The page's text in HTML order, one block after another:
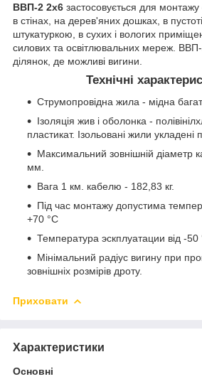
ВВП-2 2х6 застосовується для
в стінах, на дерев'яних дошках, в
штукатуркою, в сухих і вологих
силових та освітлювальних мереж. ВВП-
ділянок, де можливі вигини.
Технічні
Струмопровідна жила - мідна
Ізоляція жив і оболонка -
пластикат. Ізольовані жили укладені
Максимальний зовнішній діаметр
мм.
Вага 1 км. кабелю - 182,83 кг.
Під час монтажу допустима
+70 °C
Температура эскплуатации від -50
Мінімальний радіус вигину при
зовнішніх розмірів дроту.
Приховати
Характеристики
Основні